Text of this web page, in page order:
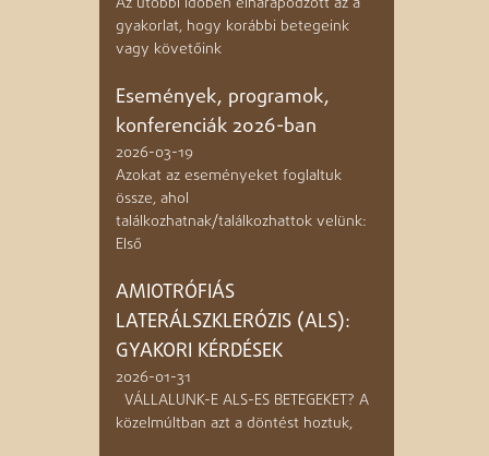
gyakorlat, hogy korábbi betegeink
vagy követőink
Események, programok,
konferenciák 2026-ban
2026-03-19
Azokat az eseményeket foglaltuk
össze, ahol
találkozhatnak/találkozhattok velünk:
Első
AMIOTRÓFIÁS
LATERÁLSZKLERÓZIS (ALS):
GYAKORI KÉRDÉSEK
2026-01-31
VÁLLALUNK-E ALS-ES BETEGEKET? A
közelmúltban azt a döntést hoztuk,